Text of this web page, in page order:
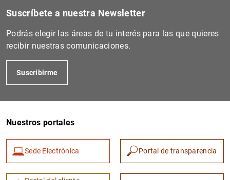
Suscríbete a nuestra Newsletter
Podrás elegir las áreas de tu interés para las que quieres
recibir nuestras comunicaciones.
Suscribirme
Nuestros portales
Sede Electrónica Portal de transparencia